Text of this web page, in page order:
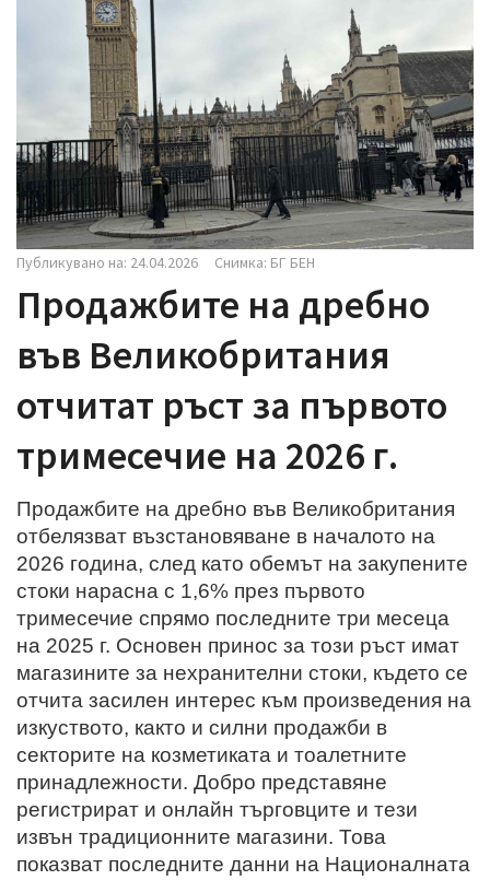
o
n
Публикувано на: 24.04.2026 Снимка: БГ БЕН
Продажбите на дребно
във Великобритания
отчитат ръст за първото
тримесечие на 2026 г.
Продажбите на дребно във Великобритания
отбелязват възстановяване в началото на
2026 година, след като обемът на закупените
стоки нарасна с 1,6% през първото
тримесечие спрямо последните три месеца
на 2025 г. Основен принос за този ръст имат
магазините за нехранителни стоки, където се
отчита засилен интерес към произведения на
изкуството, както и силни продажби в
секторите на козметиката и тоалетните
принадлежности. Добро представяне
регистрират и онлайн търговците и тези
извън традиционните магазини. Това
показват последните данни на Националната